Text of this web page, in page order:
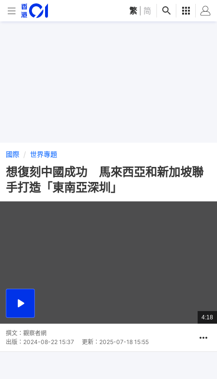
繁 简
國際 世界專題
想復刻中國成功 馬來西亞和新加坡聯
手打造「東南亞深圳」
播
總
共
4:18
撰文： 觀察者網
出版： 2024-08-22 15:37 更新： 2025-07-18 15:55